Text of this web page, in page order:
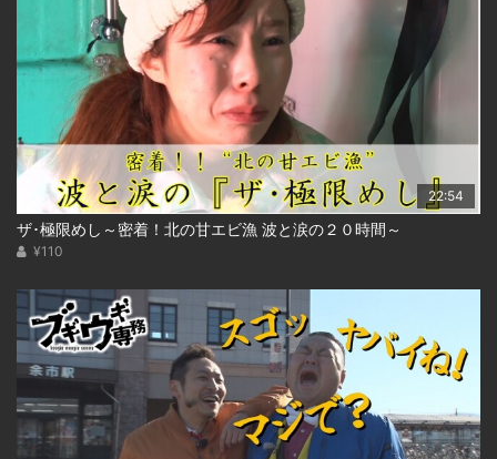
22:54
ザ･極限めし～密着！北の甘エビ漁 波と涙の２０時間～
¥110